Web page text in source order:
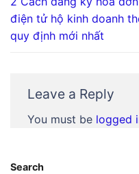
điện tử hộ kinh doanh
quy định mới nhất
Leave a Reply
You must be logged
Search